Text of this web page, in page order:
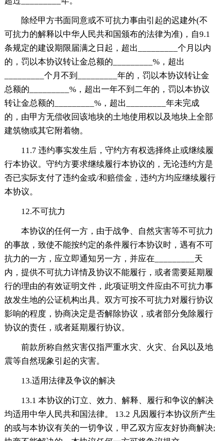
除经甲方书面同意或不可抗力事由引起的迟建外(不
可抗力的解释以中华人民共和国颁布的法律为准)，自9.1
条规定的建设期限届满之日起，超出_________个月以内
的，罚以本协议转让金总额的_________%，超出
_________个月不到_________年的，罚以本协议转让金
总额的_________%，超出一年不到二年的，罚以本协议
转让金总额的_________%，超出_________年未完成
的，由甲方无偿收回该地块的土地使用权以及地块上全部
建筑物或其它附着物。
11.7 违约事实发生后，守约方有权选择终止或继续履
行本协议。守约方要求继续履行本协议的，无论违约方是
否已实际支付了违约金或/和赔偿金，违约方均应继续履行
本协议。
12.不可抗力
本协议的任何一方，由于战争、自然灾害等不可抗力
的事故，致使不能按约定的条件履行本协议时，遇有不可
抗力的一方，应立即通知另一方，并应在_________天
内，提供不可抗力详情及协议不能履行，或者需要延期履
行的理由的有效证明文件，此项证明文件应由不可抗力事
故发生地的公证机构出具。双方可按不可抗力对履行协议
影响的程度，协商决定是否解除协议，或者部分免除履行
协议的责任，或者延期履行协议。
前款所称自然灾害仅指严重水灾、火灾、台风以及地
震等自然现象引起的灾害。
13.适用法律及争议的解决
13.1 本协议的订立、效力、解释、履行和争议的解决
均适用中华人民共和国法律。 13.2 凡因履行本协议所产生
的或与本协议有关的一切争议，甲乙双方应友好协商解决;